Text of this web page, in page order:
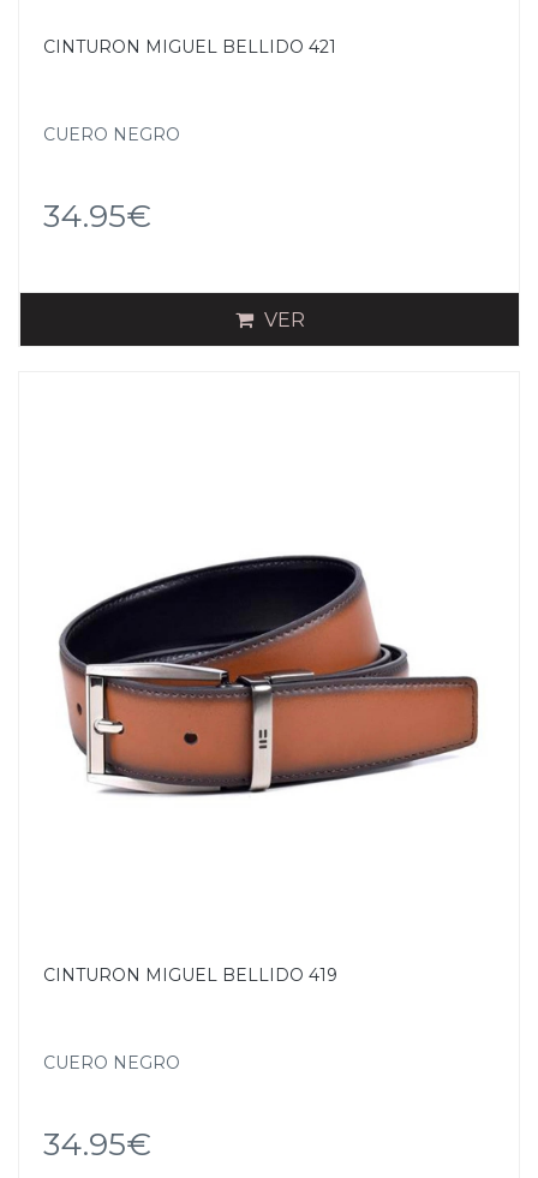
CINTURON MIGUEL BELLIDO 421
CUERO NEGRO
34.95€
VER
CINTURON MIGUEL BELLIDO 419
CUERO NEGRO
34.95€